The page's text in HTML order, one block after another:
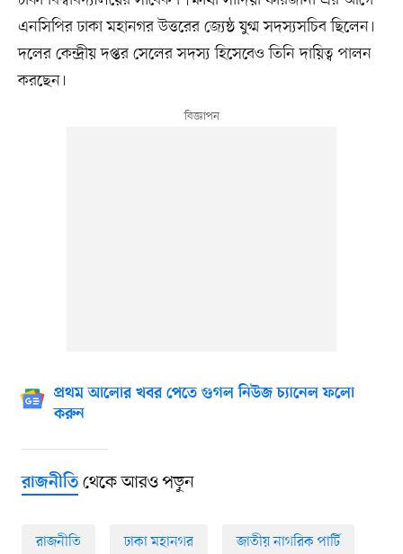
এনসিপির ঢাকা মহানগর উত্তরের জ্যেষ্ঠ যুগ্ম সদস্যসচিব ছিলেন।
দলের কেন্দ্রীয় দপ্তর সেলের সদস্য হিসেবেও তিনি দায়িত্ব পালন
করছেন।
প্রথম আলোর খবর পেতে গুগল নিউজ চ্যানেল ফলো
করুন
রাজনীতিথেকে আরও পড়ুন
রাজনীতি ঢাকা মহানগর জাতীয় নাগরিক পার্টি